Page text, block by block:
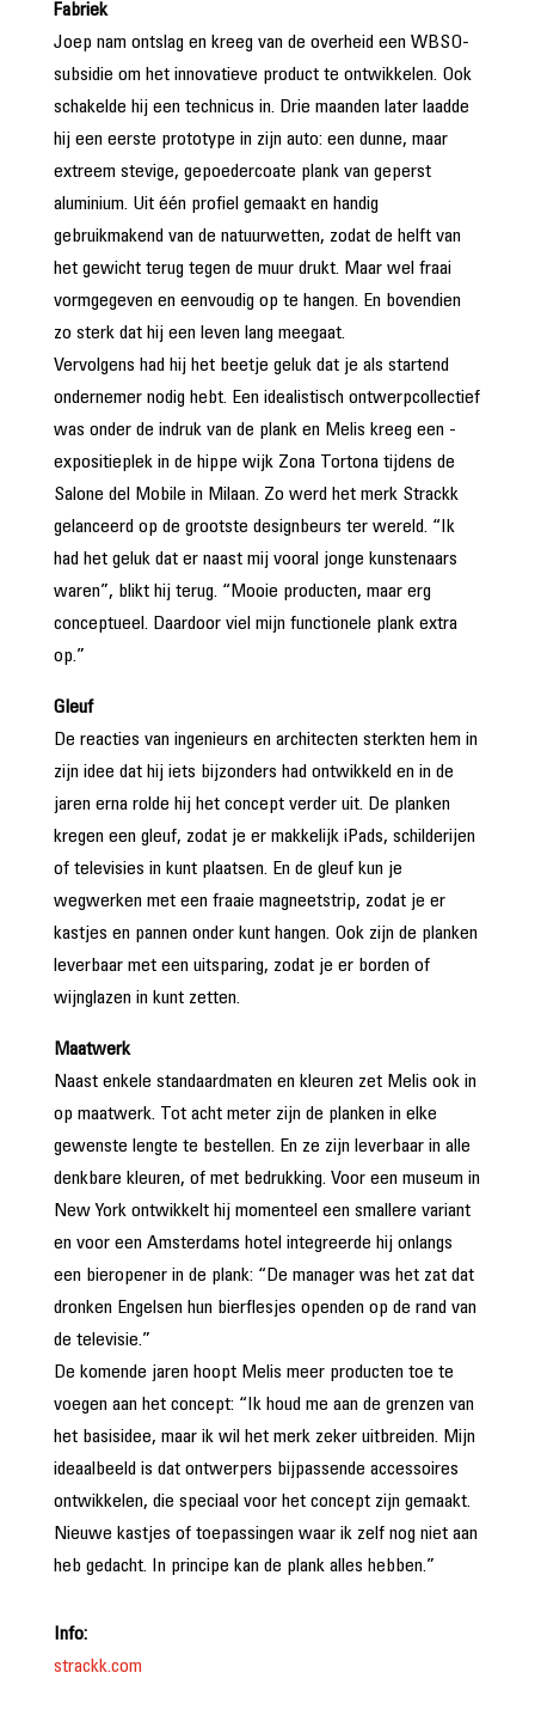
Fabriek
Joep nam ontslag en kreeg van de overheid een WBSO-
subsidie om het innovatieve product te ontwikkelen. Ook
schakelde hij een technicus in. Drie maanden later laadde
hij een eerste prototype in zijn auto: een dunne, maar
extreem stevige, gepoedercoate plank van geperst
aluminium. Uit één profiel gemaakt en handig
gebruikmakend van de natuurwetten, zodat de helft van
het gewicht terug tegen de muur drukt. Maar wel fraai
vormgegeven en eenvoudig op te hangen. En bovendien
zo sterk dat hij een leven lang meegaat.
Vervolgens had hij het beetje geluk dat je als startend
ondernemer nodig hebt. Een idealistisch ontwerpcollectief
was onder de indruk van de plank en Melis kreeg een ­
expositieplek in de hippe wijk Zona Tortona tijdens de
Salone del Mobile in Milaan. Zo werd het merk Strackk
gelanceerd op de grootste designbeurs ter wereld. “Ik
had het geluk dat er naast mij vooral jonge kunstenaars
waren”, blikt hij terug. “Mooie producten, maar erg
conceptueel. Daardoor viel mijn functionele plank extra
op.”
Gleuf
De reacties van ingenieurs en architecten sterkten hem in
zijn idee dat hij iets bijzonders had ontwikkeld en in de
jaren erna rolde hij het concept verder uit. De planken
kregen een gleuf, zodat je er makkelijk iPads, schilderijen
of televisies in kunt plaatsen. En de gleuf kun je
wegwerken met een fraaie magneetstrip, zodat je er
kastjes en pannen onder kunt hangen. Ook zijn de planken
leverbaar met een uitsparing, zodat je er borden of
wijnglazen in kunt zetten.
Maatwerk
Naast enkele standaardmaten en kleuren zet Melis ook in
op maatwerk. Tot acht meter zijn de planken in elke
gewenste lengte te bestellen. En ze zijn leverbaar in alle
denkbare kleuren, of met bedrukking. Voor een museum in
New York ontwikkelt hij momenteel een smallere variant
en voor een Amsterdams hotel integreerde hij onlangs
een bieropener in de plank: “De manager was het zat dat
dronken Engelsen hun bierflesjes openden op de rand van
de televisie.”
De komende jaren hoopt Melis meer producten toe te
voegen aan het concept: “Ik houd me aan de grenzen van
het basisidee, maar ik wil het merk zeker uitbreiden. Mijn
ideaalbeeld is dat ontwerpers bijpassende accessoires
ontwikkelen, die speciaal voor het concept zijn gemaakt.
Nieuwe kastjes of toepassingen waar ik zelf nog niet aan
heb gedacht. In principe kan de plank alles hebben.”
Info:
strackk.com